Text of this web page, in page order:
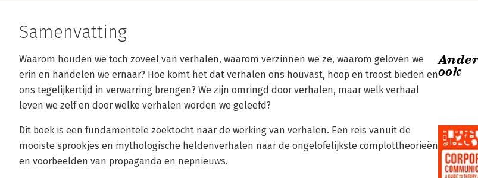
Samenvatting
Waarom houden we toch zoveel van verhalen, waarom verzinnen we ze, waarom geloven we
erin en handelen we ernaar? Hoe komt het dat verhalen ons houvast, hoop en troost bieden en
ons tegelijkertijd in verwarring brengen? We zijn omringd door verhalen, maar welk verhaal
leven we zelf en door welke verhalen worden we geleefd?
Dit boek is een fundamentele zoektocht naar de werking van verhalen. Een reis vanuit de
mooiste sprookjes en mythologische heldenverhalen naar de ongelofelijkste complottheorieën
en voorbeelden van propaganda en nepnieuws.
ook